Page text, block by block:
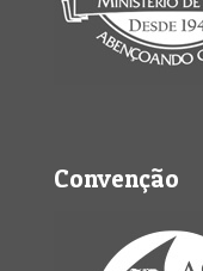
Convenção